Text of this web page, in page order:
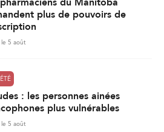
plus de pouvoirs de
le 5 août
: les personnes ainées
plus vulnérables
le 5 août